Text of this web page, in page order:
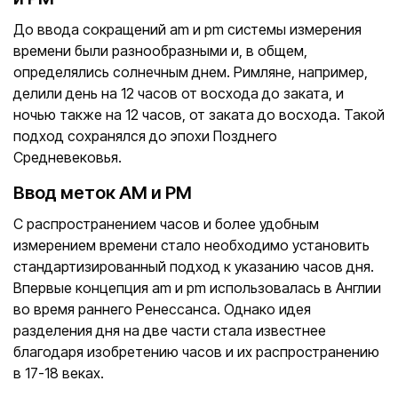
До ввода сокращений am и pm системы измерения
времени были разнообразными и, в общем,
определялись солнечным днем. Римляне, например,
делили день на 12 часов от восхода до заката, и
ночью также на 12 часов, от заката до восхода. Такой
подход сохранялся до эпохи Позднего
Средневековья.
Ввод меток AM и PM
С распространением часов и более удобным
измерением времени стало необходимо установить
стандартизированный подход к указанию часов дня.
Впервые концепция am и pm использовалась в Англии
во время раннего Ренессанса. Однако идея
разделения дня на две части стала известнее
благодаря изобретению часов и их распространению
в 17-18 веках.